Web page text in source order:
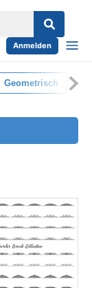
Anmelden
Geometrisch